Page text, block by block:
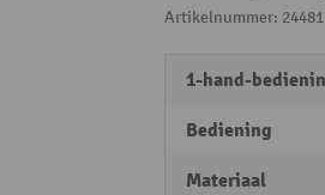
Artikelnummer:
1-hand-
Bediening
Materiaal